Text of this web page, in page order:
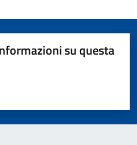
su questa
su 5
5